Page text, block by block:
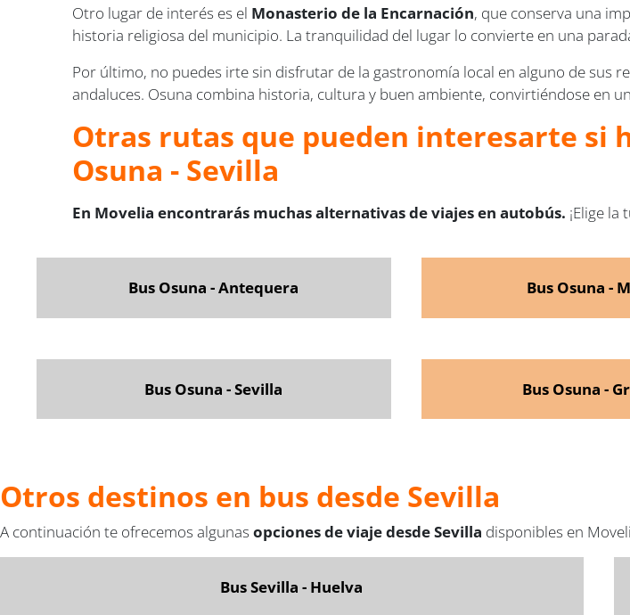
Otro lugar de interés es el Monasterio de la Encarnación, que conserva una
historia religiosa del municipio. La tranquilidad del lugar lo convierte en una
Por último, no puedes irte sin disfrutar de la gastronomía local en alguno de sus
andaluces. Osuna combina historia, cultura y buen ambiente, convirtiéndose en
Otras rutas que pueden interesarte si
Osuna - Sevilla
En Movelia encontrarás muchas alternativas de viajes en autobús. ¡Elige la
Bus Osuna - Antequera Bus Osuna -
Bus Osuna - Sevilla Bus Osuna -
Otros destinos en bus desde Sevilla
A continuación te ofrecemos algunas opciones de viaje desde Sevilla disponibles en
BusSevilla - Huelva